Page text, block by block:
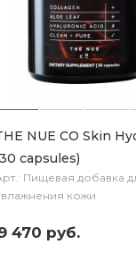
NUE CO Skin
capsules)
Пищевая добавка
кожи
470 руб.